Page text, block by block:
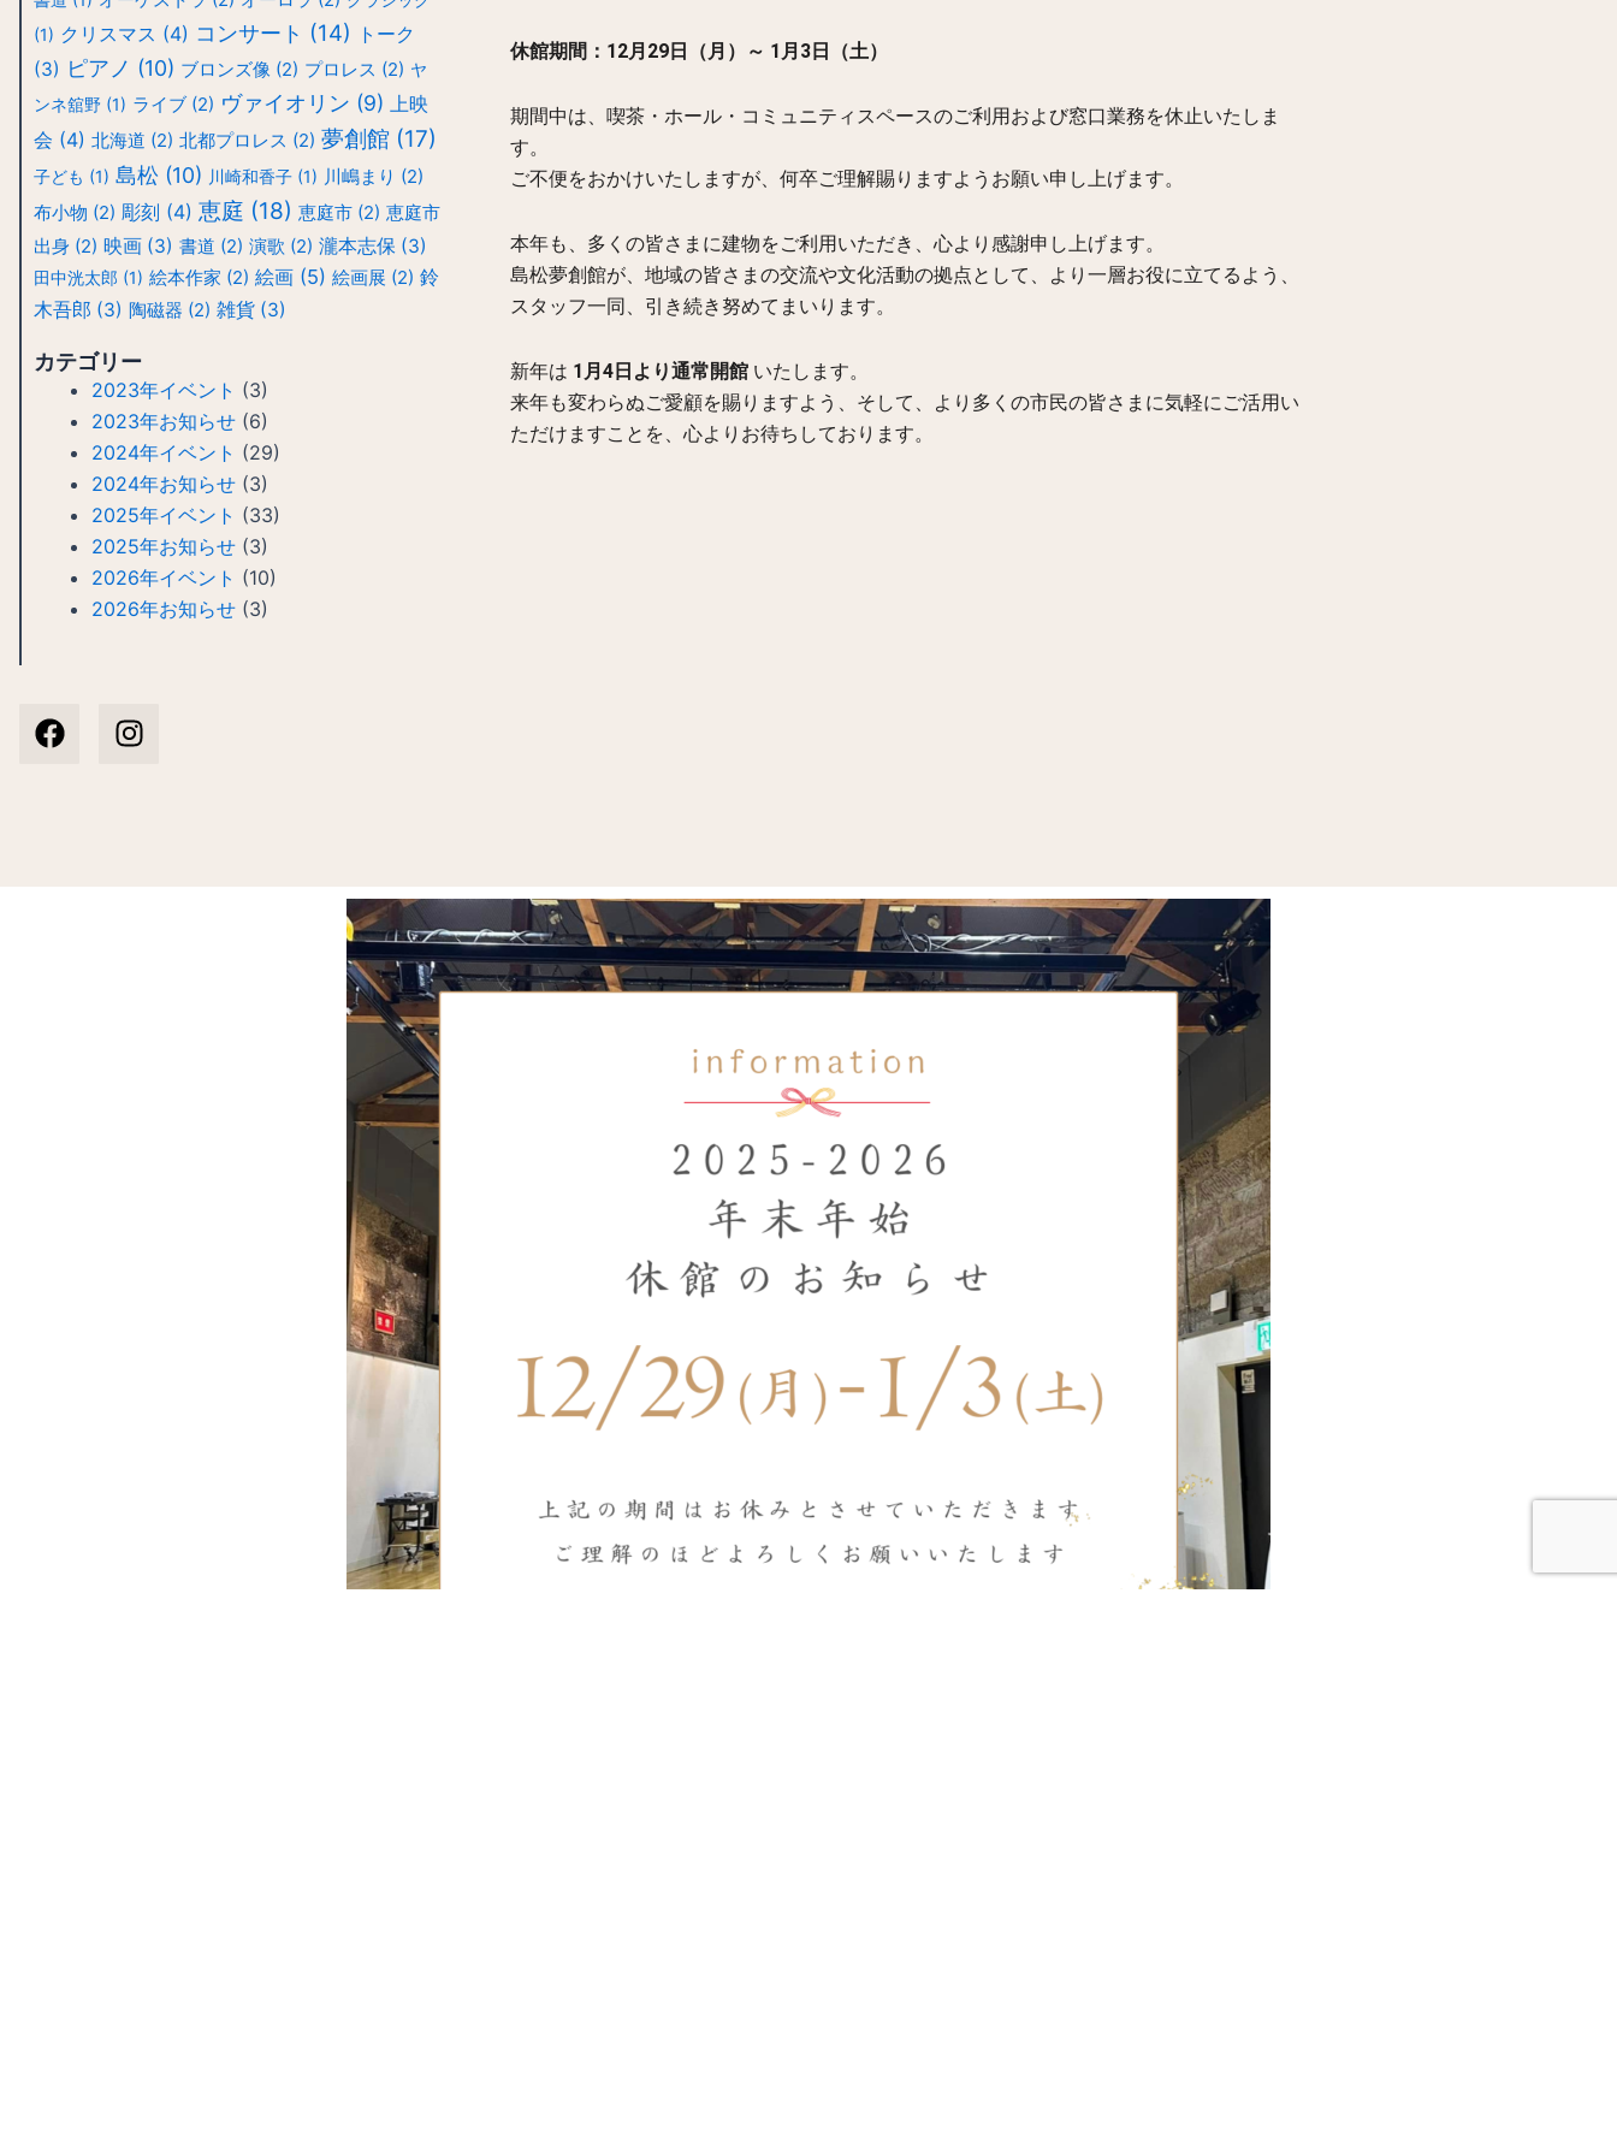
(1) クリスマス (4) コンサート (14)
トーク
(3) ピアノ (10) ブロンズ像 (2) プロレス (2) ヤ
ンネ舘野 (1) ライブ (2) ヴァイオリン (9)
上映
会 (4) 北海道 (2) 北都プロレス (2) 夢創館 (17)
子ども (1) 島松 (10) 川崎和香子 (1) 川嶋まり (2)
布小物 (2) 彫刻 (4) 恵庭 (18) 恵庭市 (2) 恵庭市
出身 (2) 映画 (3) 書道 (2) 演歌 (2) 瀧本志保 (3)
田中洸太郎 (1) 絵本作家 (2) 絵画 (5) 絵画展 (2) 鈴
木吾郎 (3) 陶磁器 (2) 雑貨 (3)
カテゴリー
2023年イベント (3)
2023年お知らせ (6)
2024年イベント (29)
2024年お知らせ (3)
2025年イベント (33)
2025年お知らせ (3)
2026年イベント (10)
2026年お知らせ (3)
c
s
休館期間：12月29日（月）～ 1月3日（土）
期間中は、喫茶・ホール・コミュニティスペースのご利用および窓口業務を休止いたしま
す。
ご不便をおかけいたしますが、何卒ご理解賜りますようお願い申し上げます。
本年も、多くの皆さまに建物をご利用いただき、心より感謝申し上げます。
島松夢創館が、地域の皆さまの交流や文化活動の拠点として、より一層お役に立てるよう、
スタッフ一同、引き続き努めてまいります。
新年は 1月4日より通常開館いたします。
来年も変わらぬご愛顧を賜りますよう、そして、より多くの市民の皆さまに気軽にご活用い
ただけますことを、心よりお待ちしております。